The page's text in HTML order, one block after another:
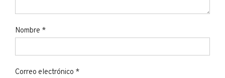
Nombre *
Correo electrónico *